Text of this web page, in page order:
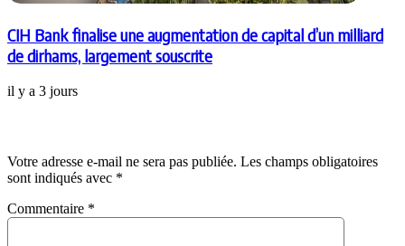
CIH Bank finalise une augmentation de capital d’un milliard
de dirhams, largement souscrite
il y a 3 jours
Votre adresse e-mail ne sera pas publiée. Les champs obligatoires
sont indiqués avec *
Commentaire *